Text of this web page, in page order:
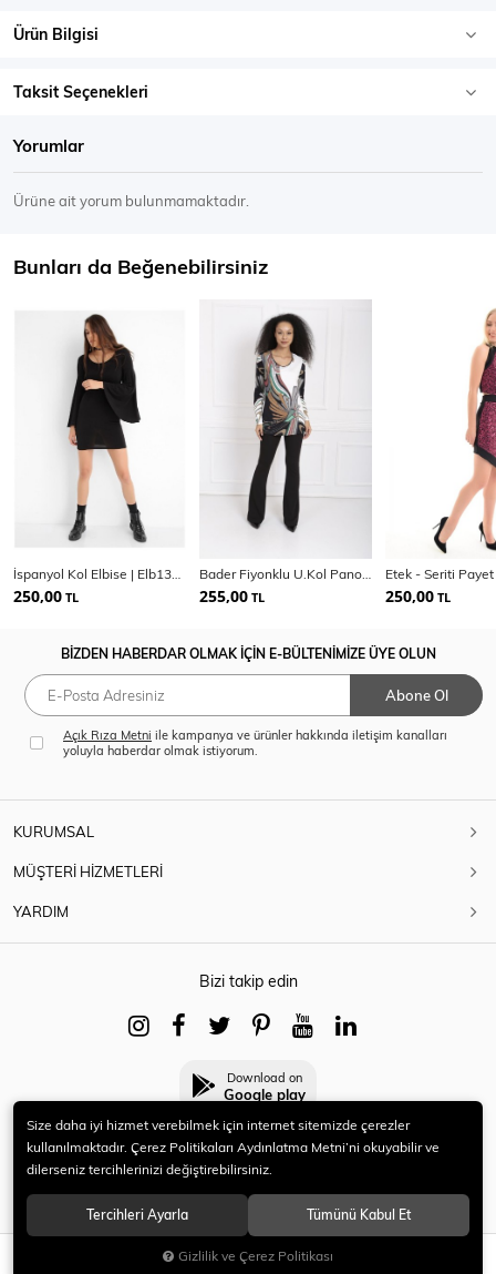
SEPETE EKLE
Ürün Bilgisi
Taksit Seçenekleri
Yorumlar
Ürüne ait yorum bulunmamaktadır.
Bunları da Beğenebilirsiniz
250,00 TL 255,00 TL 250,00 TL
BİZDEN HABERDAR OLMAK İÇİN E-BÜLTENİMİZE ÜYE OLUN
Abone Ol
Açık Rıza Metni ile kampanya ve ürünler hakkında iletişim kanalları
yoluyla haberdar olmak istiyorum.
KURUMSAL
MÜŞTERİ HİZMETLERİ
YARDIM
Bizi takip edin
Download on
Google play
© 2021 HERYENİ. Tüm hakları saklıdır.
Size daha iyi hizmet verebilmek için internet sitemizde çerezler
kullanılmaktadır. Çerez Politikaları Aydınlatma Metni’ni okuyabilir ve
dilerseniz tercihlerinizi değiştirebilirsiniz.
Tercihleri Ayarla Tümünü Kabul Et
Gizlilik ve Çerez Politikası